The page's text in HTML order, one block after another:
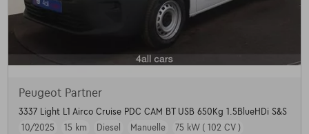
Peugeot Partner
3337 Light L1 Airco Cruise PDC CAM BT USB 650Kg 1.5BlueHDi S&S
10/2025
15 km Diesel Manuelle 75 kW ( 102 CV )